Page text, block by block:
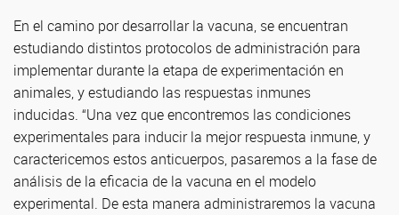
En el camino por desarrollar la vacuna, se encuentran
estudiando distintos protocolos de administración para
implementar durante la etapa de experimentación en
animales, y estudiando las respuestas inmunes
inducidas. “Una vez que encontremos las condiciones
experimentales para inducir la mejor respuesta inmune, y
caractericemos estos anticuerpos, pasaremos a la fase de
análisis de la eficacia de la vacuna en el modelo
experimental. De esta manera administraremos la vacuna